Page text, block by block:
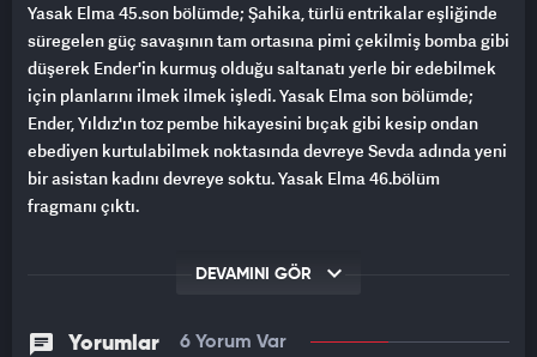
Yasak Elma 45.son bölümde; Şahika, türlü entrikalar eşliğinde
süregelen güç savaşının tam ortasına pimi çekilmiş bomba gibi
düşerek Ender'in kurmuş olduğu saltanatı yerle bir edebilmek
için planlarını ilmek ilmek işledi. Yasak Elma son bölümde;
Ender, Yıldız'ın toz pembe hikayesini bıçak gibi kesip ondan
ebediyen kurtulabilmek noktasında devreye Sevda adında yeni
bir asistan kadını devreye soktu. Yasak Elma 46.bölüm
fragmanı çıktı.
DEVAMINI GÖR
Yorumlar 6 Yorum Var